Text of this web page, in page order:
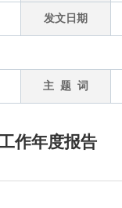
发文日期
主 题 词
作年度报告